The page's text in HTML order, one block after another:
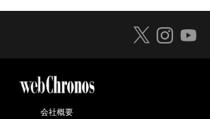
会社概要